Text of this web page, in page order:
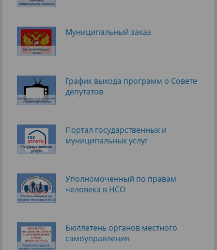
Муниципальный заказ
График выхода программ о Cовете
депутатов
Портал государственных и
муниципальных услуг
Уполномоченный по правам
человека в НСО
Бюллетень органов местного
самоуправления